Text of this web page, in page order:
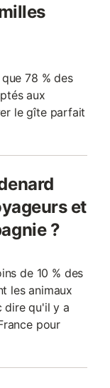
78 % des
aux
le gîte parfait
et
?
de 10 % des
les animaux
dire qu'il y a
pour